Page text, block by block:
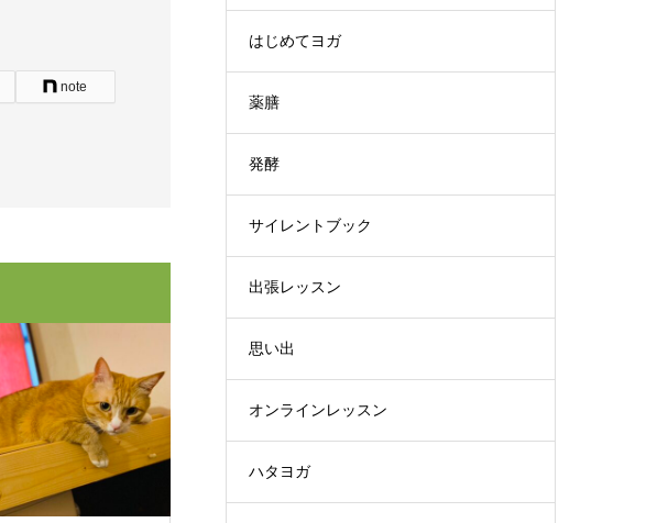
note
はじめてヨガ
薬膳
発酵
サイレントブック
出張レッスン
思い出
オンラインレッスン
ハタヨガ